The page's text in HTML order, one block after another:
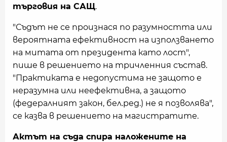
търговия на САЩ.
"Съдът не се произнася по разумността или
вероятната ефективност на използването
на митата от президента като лост",
пише в решението на тричленния състав.
"Практиката е недопустима не защото е
неразумна или неефективна, а защото
(федералният закон, бел.ред.) не я позволява",
се казва в решението на магистратите.
Актът на съда спира наложените на